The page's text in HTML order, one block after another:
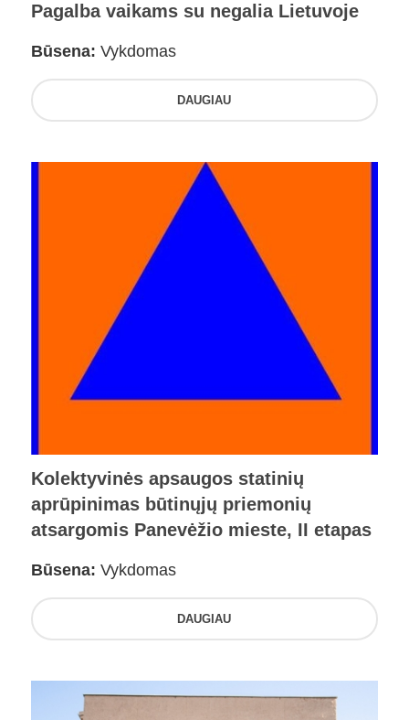
Pagalba vaikams su negalia Lietuvoje
Būsena: Vykdomas
DAUGIAU
Kolektyvinės apsaugos statinių
aprūpinimas būtinųjų priemonių
atsargomis Panevėžio mieste, II etapas
Būsena: Vykdomas
DAUGIAU